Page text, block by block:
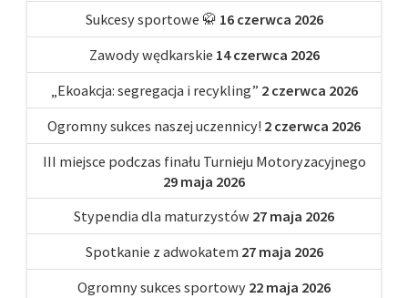
Sukcesy sportowe 🥋 16 czerwca 2026
Zawody wędkarskie 14 czerwca 2026
„Ekoakcja: segregacja i recykling” 2 czerwca 2026
Ogromny sukces naszej uczennicy! 2 czerwca 2026
III miejsce podczas finału Turnieju Motoryzacyjnego
29 maja 2026
Stypendia dla maturzystów 27 maja 2026
Spotkanie z adwokatem 27 maja 2026
Ogromny sukces sportowy 22 maja 2026